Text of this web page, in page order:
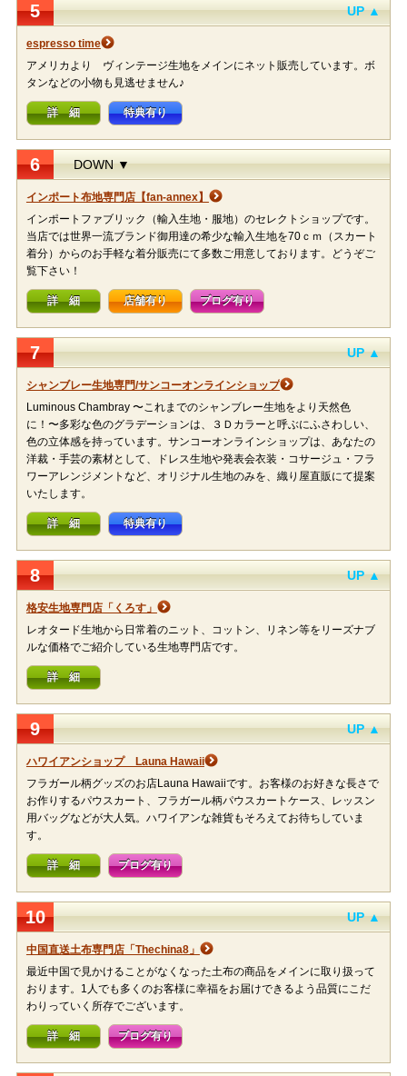
5 UP ▲
espresso time
アメリカより ヴィンテージ生地をメインにネット販売しています。ボ
タンなどの小物も見逃せません♪
詳 細 特典有り
6 DOWN ▼
インポート布地専門店【fan-annex】
インポートファブリック（輸入生地・服地）のセレクトショップです。
当店では世界一流ブランド御用達の希少な輸入生地を70ｃｍ（スカート
着分）からのお手軽な着分販売にて多数ご用意しております。どうぞご
覧下さい！
詳 細 店舗有り ブログ有り
7 UP ▲
シャンブレー生地専門/サンコーオンラインショップ
Luminous Chambray 〜これまでのシャンブレー生地をより天然色
に！〜多彩な色のグラデーションは、３Ｄカラーと呼ぶにふさわしい、
色の立体感を持っています。サンコーオンラインショップは、あなたの
洋裁・手芸の素材として、ドレス生地や発表会衣装・コサージュ・フラ
ワーアレンジメントなど、オリジナル生地のみを、織り屋直販にて提案
いたします。
詳 細 特典有り
8 UP ▲
格安生地専門店「くろす」
レオタード生地から日常着のニット、コットン、リネン等をリーズナブ
ルな価格でご紹介している生地専門店です。
詳 細
9 UP ▲
ハワイアンショップ Launa Hawaii
フラガール柄グッズのお店Launa Hawaiiです。お客様のお好きな長さで
お作りするパウスカート、フラガール柄パウスカートケース、レッスン
用バッグなどが大人気。ハワイアンな雑貨もそろえてお待ちしていま
す。
詳 細 ブログ有り
10 UP ▲
中国直送土布専門店「Thechina8」
最近中国で見かけることがなくなった土布の商品をメインに取り扱って
おります。1人でも多くのお客様に幸福をお届けできるよう品質にこだ
わりっていく所存でございます。
詳 細 ブログ有り